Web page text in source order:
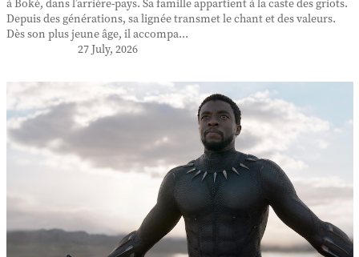
à Boké, dans l’arrière-pays. Sa famille appartient à la caste des griots.
Depuis des générations, sa lignée transmet le chant et des valeurs.
Dès son plus jeune âge, il accompa...
27 July, 2026